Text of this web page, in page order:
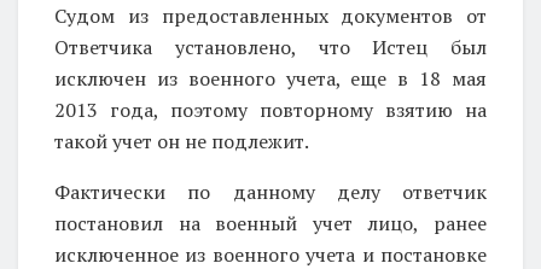
Судом из предоставленных документов от
Ответчика установлено, что Истец был
исключен из военного учета, еще в 18 мая
2013 года, поэтому повторному взятию на
такой учет он не подлежит.
Фактически по данному делу ответчик
постановил на военный учет лицо, ранее
исключенное из военного учета и постановке